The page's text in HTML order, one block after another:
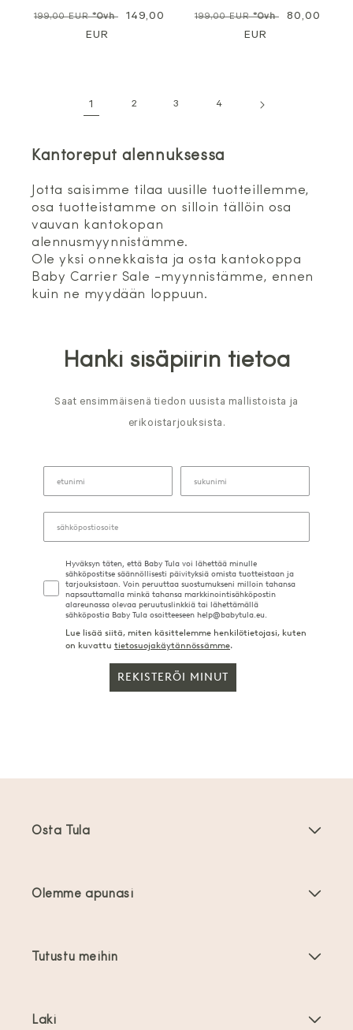
Normaali
199,00 EUR*Ovh Alennushinta
149,00
EUR
Normaali
199,00 EUR*Ovh
80,00
EUR
1 2 3 4
Kantoreput alennuksessa
Jotta saisimme tilaa uusille tuotteillemme,
osa tuotteistamme on silloin tällöin osa
vauvan kantokopan
alennusmyynnistämme.
Ole yksi onnekkaista ja osta kantokoppa
Baby Carrier Sale -myynnistämme, ennen
kuin ne myydään loppuun.
Hanki sisäpiirin tietoa
Saat ensimmäisenä tiedon uusista mallistoista ja
erikoistarjouksista.
Hyväksyn täten, että Baby Tula voi lähettää minulle
sähköpostitse säännöllisesti päivityksiä omista tuotteistaan ja
tarjouksistaan. Voin peruuttaa suostumukseni milloin tahansa
napsauttamalla minkä tahansa markkinointisähköpostin
alareunassa olevaa peruutuslinkkiä tai lähettämällä
sähköpostia Baby Tula osoitteeseen help@babytula.eu.
Lue lisää siitä, miten käsittelemme henkilötietojasi, kuten
on kuvattu tietosuojakäytännössämme.
REKISTERÖI MINUT
Osta Tula
Tarjoukset
Olemme apunasi
Tutustu meihin
Laki